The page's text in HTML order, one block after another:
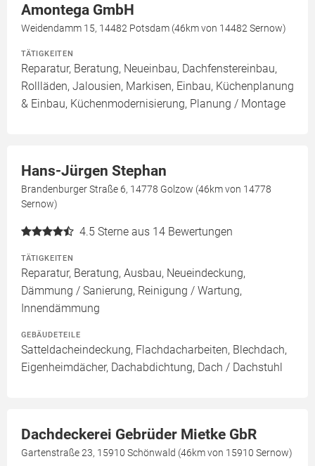
Amontega GmbH
Weidendamm 15, 14482 Potsdam (46km von 14482 Sernow)
TÄTIGKEITEN
Reparatur, Beratung, Neueinbau, Dachfenstereinbau,
Rollläden, Jalousien, Markisen, Einbau, Küchenplanung
& Einbau, Küchenmodernisierung, Planung / Montage
Hans-Jürgen Stephan
Brandenburger Straße 6, 14778 Golzow (46km von 14778
Sernow)
4.5 Sterne aus 14 Bewertungen
TÄTIGKEITEN
Reparatur, Beratung, Ausbau, Neueindeckung,
Dämmung / Sanierung, Reinigung / Wartung,
Innendämmung
GEBÄUDETEILE
Satteldacheindeckung, Flachdacharbeiten, Blechdach,
Eigenheimdächer, Dachabdichtung, Dach / Dachstuhl
Dachdeckerei Gebrüder Mietke GbR
Gartenstraße 23, 15910 Schönwald (46km von 15910 Sernow)